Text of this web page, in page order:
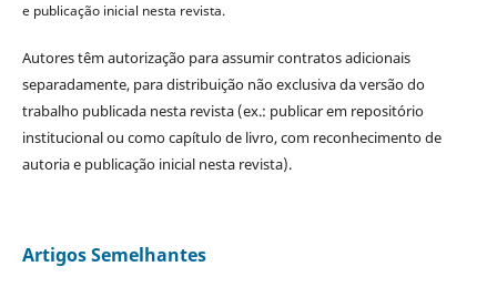
e publicação inicial nesta revista.
Autores têm autorização para assumir contratos adicionais
separadamente, para distribuição não exclusiva da versão do
trabalho publicada nesta revista (ex.: publicar em repositório
institucional ou como capítulo de livro, com reconhecimento de
autoria e publicação inicial nesta revista).
Artigos Semelhantes